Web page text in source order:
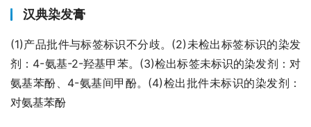
汉典染发膏
(1)产品批件与标签标识不分歧。(2)未检出标签标识的染发
剂：4-氨基-2-羟基甲苯。(3)检出标签未标识的染发剂：对
氨基苯酚、4-氨基间甲酚。(4)检出批件未标识的染发剂：
对氨基苯酚